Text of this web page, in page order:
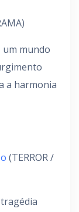
um mundo
a harmonia
(TERROR /